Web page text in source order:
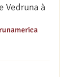
Vedruna à
,